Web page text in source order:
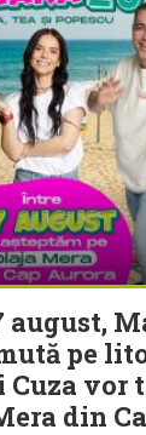
august,
pe
Cuza
din